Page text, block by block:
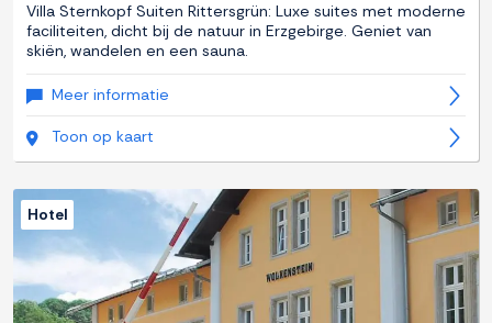
Villa Sternkopf Suiten Rittersgrün: Luxe suites met moderne
faciliteiten, dicht bij de natuur in Erzgebirge. Geniet van
skiën, wandelen en een sauna.
Meer informatie
Toon op kaart
Hotel